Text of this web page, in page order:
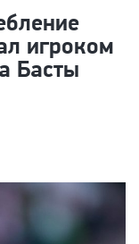
игроком
Басты